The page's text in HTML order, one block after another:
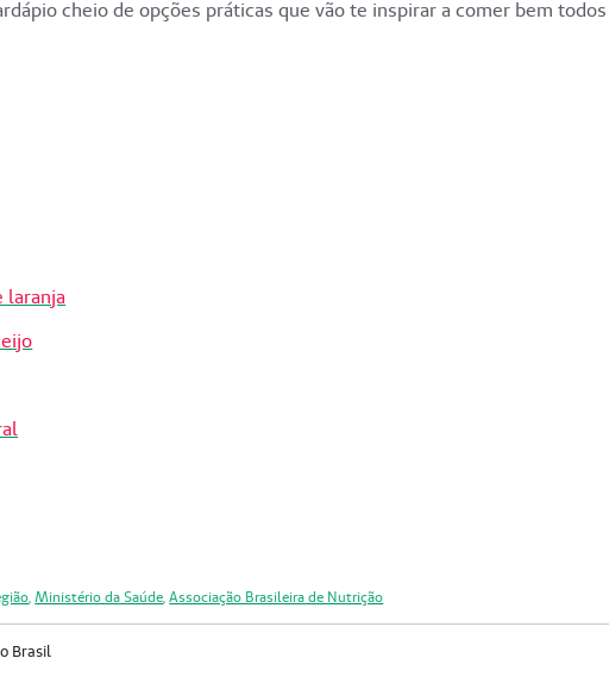
cheio de opções práticas que vão te inspirar a comer bem
laranja
Ministério da Saúde ,Associação Brasileira de Nutrição
Brasil